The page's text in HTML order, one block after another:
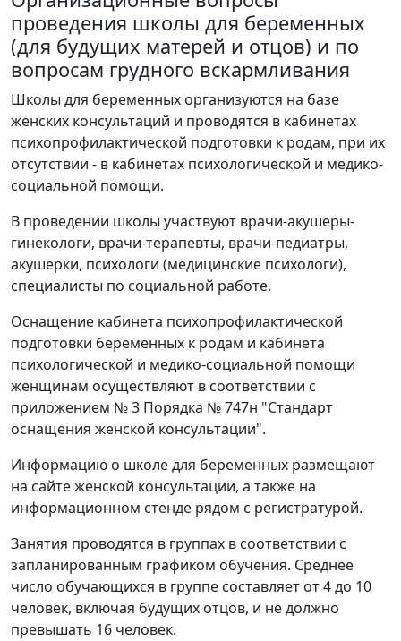
проведения школы для беременных
(для будущих матерей и отцов) и по
вопросам грудного вскармливания
Школы для беременных организуются на базе
женских консультаций и проводятся в кабинетах
психопрофилактической подготовки к родам, при их
отсутствии - в кабинетах психологической и медико-
социальной помощи.
В проведении школы участвуют врачи-акушеры-
гинекологи, врачи-терапевты, врачи-педиатры,
акушерки, психологи (медицинские психологи),
специалисты по социальной работе.
Оснащение кабинета психопрофилактической
подготовки беременных к родам и кабинета
психологической и медико-социальной помощи
женщинам осуществляют в соответствии с
приложением № 3 Порядка № 747н "Стандарт
оснащения женской консультации".
Информацию о школе для беременных размещают
на сайте женской консультации, а также на
информационном стенде рядом с регистратурой.
Занятия проводятся в группах в соответствии с
запланированным графиком обучения. Среднее
число обучающихся в группе составляет от 4 до 10
человек, включая будущих отцов, и не должно
превышать 16 человек.